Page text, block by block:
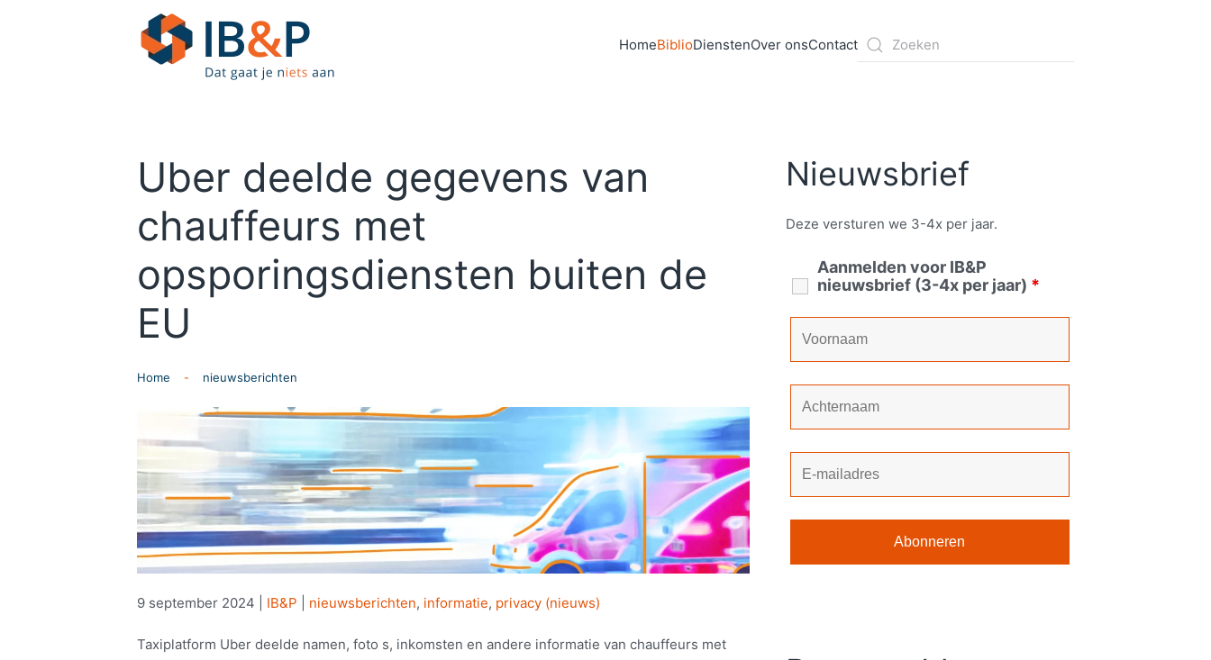
Skip to main content HomeBiblioDienstenOver onsContact
Uber deelde gegevens van
chauffeurs met
opsporingsdiensten buiten de
EU
Home nieuwsberichten
9 september 2024 IB&P nieuwsberichten, informatie, privacy (nieuws)
Taxiplatform Uber deelde namen, foto s, inkomsten en andere informatie van chauffeurs met
Nieuwsbrief
Deze versturen we 3-4x per jaar.
Aanmelden voor IB&P
nieuwsbrief (3-4x per jaar) *